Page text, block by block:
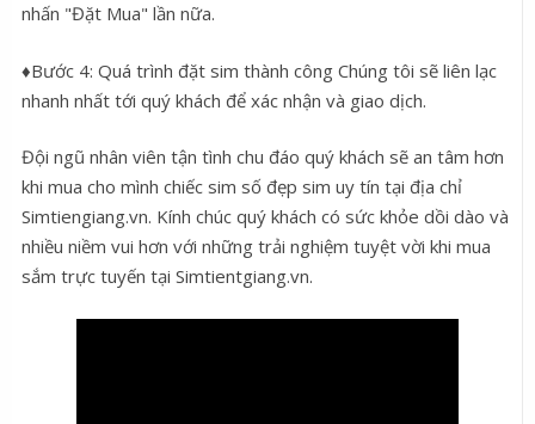
nhấn "Đặt Mua" lần nữa.
♦Bước 4: Quá trình đặt sim thành công Chúng tôi sẽ liên lạc
nhanh nhất tới quý khách để xác nhận và giao dịch.
Đội ngũ nhân viên tận tình chu đáo quý khách sẽ an tâm hơn
khi mua cho mình chiếc sim số đẹp sim uy tín tại địa chỉ
Simtiengiang.vn. Kính chúc quý khách có sức khỏe dồi dào và
nhiều niềm vui hơn với những trải nghiệm tuyệt vời khi mua
sắm trực tuyến tại Simtientgiang.vn.